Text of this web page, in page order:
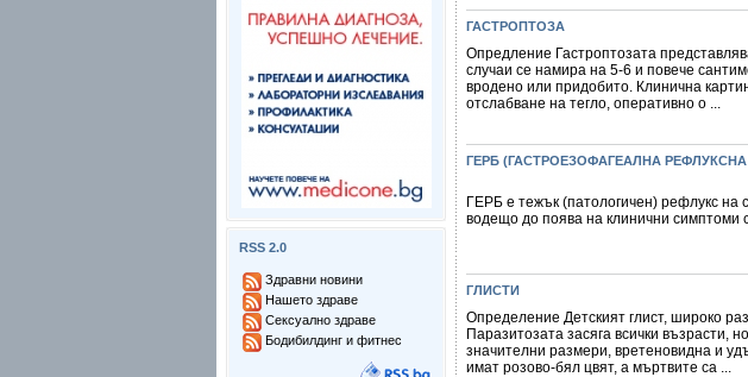
RSS 2.0
Здравни новини
Нашето здраве
Сексуално здраве
Бодибилдинг и фитнес
ГАСТРОПТОЗА
Опредление Гастроптозата
случаи се намира на 5-6 и повече
вродено или придобито. Клинична
отслабване на тегло, оперативно о ...
ГЕРБ (ГАСТРОЕЗОФАГЕАЛНА
ГЕРБ е тежък (патологичен) рефлукс
водещо до поява на клинични симптоми
ГЛИСТИ
Определение Детският глист, широко
Паразитозата засяга всички възрасти,
значителни размери, вретеновидна и
имат розово-бял цвят, а мъртвите са ...